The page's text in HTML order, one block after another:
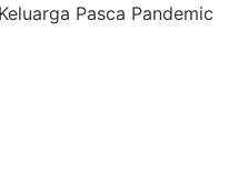
Pasca Pandemic